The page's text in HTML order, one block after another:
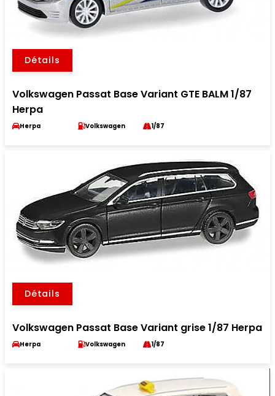
Détails
Volkswagen Passat Base Variant GTE BALM 1/87
Herpa
Herpa Volkswagen 1/87
Détails
Volkswagen Passat Base Variant grise 1/87 Herpa
Herpa Volkswagen 1/87